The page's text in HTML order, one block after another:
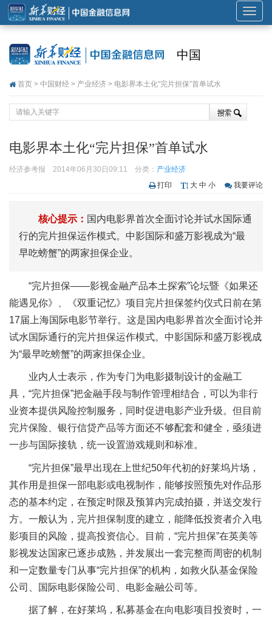
展
开
中国
首页 > 中国财经 > 产业经济 > 电影界本土化“完片担保”首单试水
电影界本土化“完片担保”首单试水
经济参考报 2014年06月30日09:11 分类： 产业经济
打印
大 中 小 我要评论
核心提示： 国内电影界首次全面讨论并试水国际通
行的完片担保运作模式。中影国际和盛万影视成为“最
早吃螃蟹”的两家担保企业。
“完片担保——影视金融产品本土探索”论坛暨《如果还
能遇见你》、《双重记忆》项目完片担保签约仪式日前在第
17届上海国际电影节举行。这是国内电影界首次全面讨论并
试水国际通行的完片担保运作模式。中影国际和盛万影视成
为“最早吃螃蟹”的两家担保企业。
业内人士表示，作为专门为电影摄制设计的金融工
具，“完片担保”把金融手段与制作管理相结合，可以为非行
业资本提供风险控制服务，同时促进电影产业升级。但目前
完片保险、银行信贷产品等方面还不够配套和健全，亟须进
一步与国际接轨，统一设置游戏规则和标准。
“完片担保”最早出现在上世纪50年代初的好莱坞片场，
其作用是担保一部电影或电视制作，能够按照预先对作品形
态的基本约定，在预定时限及预算内完成拍摄，并送交发行
方。一般认为，完片担保制度的建立，能降低投资者介入电
影项目的风险，提高投资信心。目前，“完片担保”在英美等
影视发达国家已逐步成熟，并发展出一套完整而周密的机制
和一定数量专门从事“完片担保”的机构，如救火队基金保险
公司、国际电影保险公司、电影金融公司等。
据了解，在好莱坞，私募基金在向电影项目投资时，一